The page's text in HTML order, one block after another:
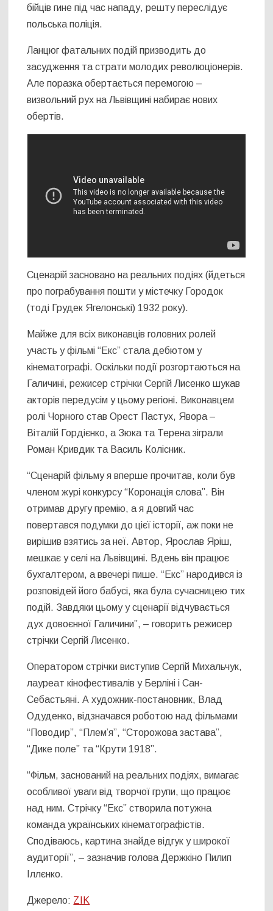
бійців гине під час нападу, решту переслідує
польська поліція.
Ланцюг фатальних подій призводить до
засудження та страти молодих революціонерів.
Але поразка обертається перемогою –
визвольний рух на Львівщині набирає нових
обертів.
Сценарій засновано на реальних подіях (йдеться
про пограбування пошти у містечку Городок
(тоді Грудек Ягелонські) 1932 року).
Майже для всіх виконавців головних ролей
участь у фільмі “Екс” стала дебютом у
кінематографі. Оскільки події розгортаються на
Галичині, режисер стрічки Сергій Лисенко шукав
акторів передусім у цьому регіоні. Виконавцем
ролі Чорного став Орест Пастух, Явора –
Віталій Гордієнко, а Зюка та Терена зіграли
Роман Кривдик та Василь Колісник.
“Сценарій фільму я вперше прочитав, коли був
членом журі конкурсу “Коронація слова”. Він
отримав другу премію, а я довгий час
повертався подумки до цієї історії, аж поки не
вирішив взятись за неї. Автор, Ярослав Яріш,
мешкає у селі на Львівщині. Вдень він працює
бухгалтером, а ввечері пише. “Екс” народився із
розповідей його бабусі, яка була сучасницею тих
подій. Завдяки цьому у сценарії відчувається
дух довоєнної Галичини”, – говорить режисер
стрічки Сергій Лисенко.
Оператором стрічки виступив Сергій Михальчук,
лауреат кінофестивалів у Берліні і Сан-
Себастьяні. А художник-постановник, Влад
Одуденко, відзначався роботою над фільмами
“Поводир”, “Плем’я”, “Сторожова застава”,
“Дике поле” та “Крути 1918”.
“Фільм, заснований на реальних подіях, вимагає
особливої уваги від творчої групи, що працює
над ним. Стрічку “Екс” створила потужна
команда українських кінематографістів.
Сподіваюсь, картина знайде відгук у широкої
аудиторії”, – зазначив голова Держкіно Пилип
Іллєнко.
Джерело: ZIK